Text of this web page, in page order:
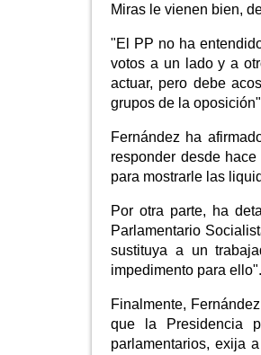
Miras le vienen bien,
"El PP no ha
votos a un lado y a
actuar, pero debe
grupos de la
Fernández ha
responder desde
para mostrarle las
Por otra parte, ha
Parlamentario
sustituya a un
impedimento para ello".
Finalmente,
que la Presidencia
parlamentarios, exija